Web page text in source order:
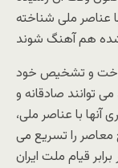
عناصر ملی شناخته
و تشخیص خود
توانند صادقانه و
با عناصر ملی،
معاصر را تسریع می
قیام ملت ایران